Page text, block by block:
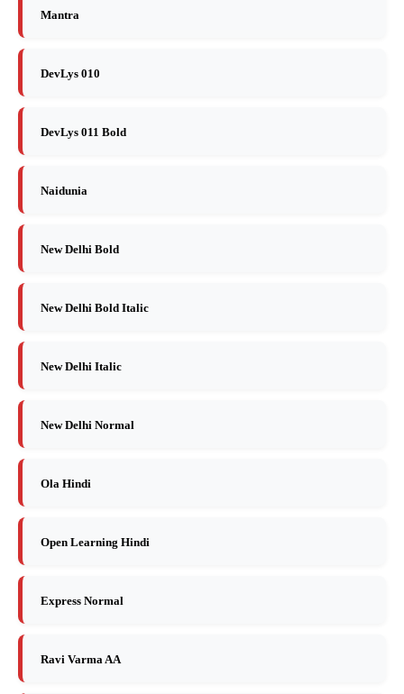
Mantra
DevLys 010
DevLys 011 Bold
Naidunia
New Delhi Bold
New Delhi Bold Italic
New Delhi Italic
New Delhi Normal
Ola Hindi
Open Learning Hindi
Express Normal
Ravi Varma AA